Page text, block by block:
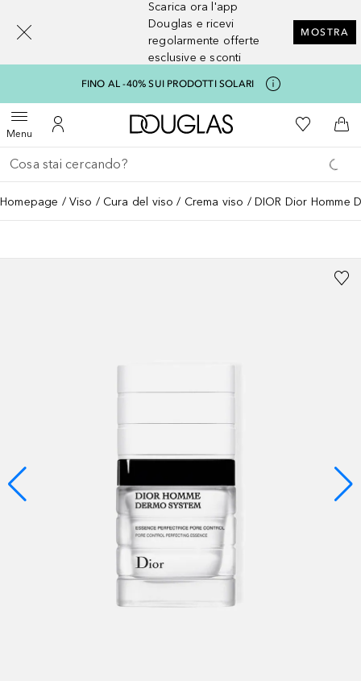
Scarica ora l'app
Douglas e ricevi
regolarmente offerte
esclusive e sconti
MOSTRA
FINO AL -40% SUI PRODOTTI SOLARI
MenuApri menuAl Mio Account
A Douglas HomeAlla Mia
Al
Torna indietro
Esegui ricerca
Homepage Viso Cura del viso Crema viso DIOR Dior Homme
[navigation.slideout.screenreader]